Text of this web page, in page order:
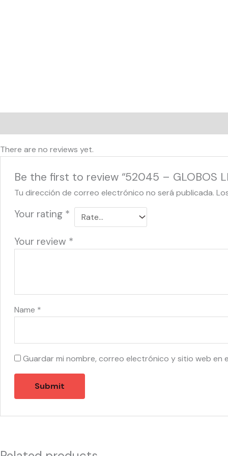
There are no reviews yet.
Be the first to review “52045 – GLOBOS
Tu dirección de correo electrónico no será publicada.
Your rating *
Your review *
Name *
Guardar mi nombre, correo electrónico y sitio web en